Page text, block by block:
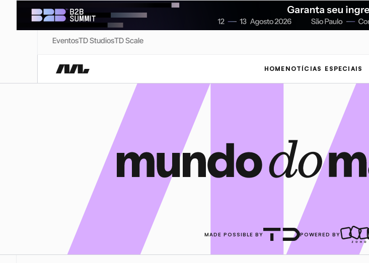
EventosTD StudiosTD Scale
HOME NOTÍCIAS ESPECIAIS
MADE POSSIBLE BY POWERED BY